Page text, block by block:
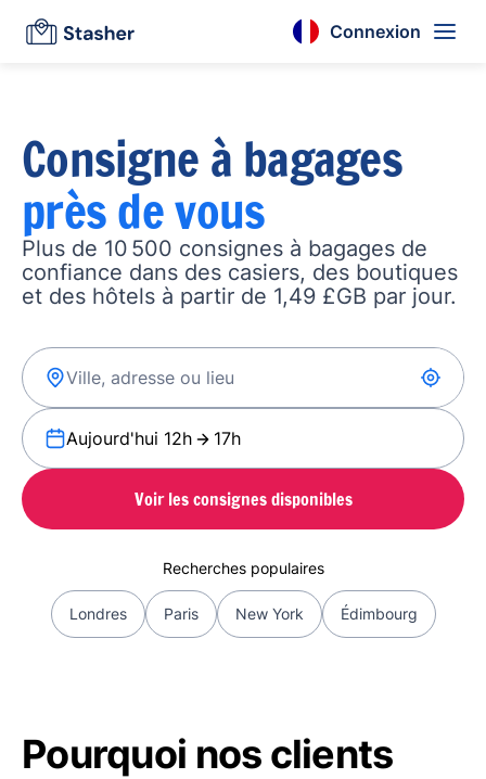
Connexion
Consigne à bagages
près de vous
Plus de 10 500 consignes à bagages de
confiance dans des casiers, des boutiques
et des hôtels à partir de 1,49 £GB par jour.
Aujourd'hui 12h 17h
Voir les consignes disponibles
Recherches populaires
Londres Paris New York Édimbourg
Pourquoi nos clients